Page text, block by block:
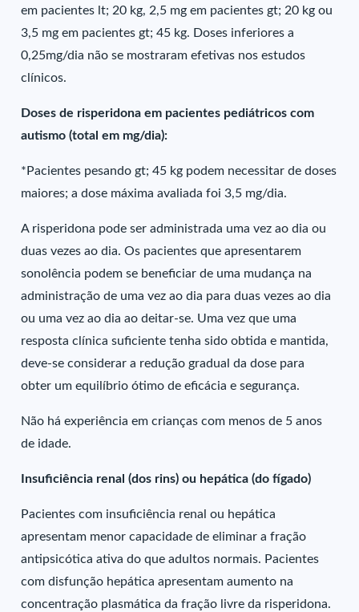
em pacientes lt; 20 kg, 2,5 mg em pacientes gt; 20 kg ou
3,5 mg em pacientes gt; 45 kg. Doses inferiores a
0,25mg/dia não se mostraram efetivas nos estudos
clínicos.
Doses de risperidona em pacientes pediátricos com
autismo (total em mg/dia):
*Pacientes pesando gt; 45 kg podem necessitar de doses
maiores; a dose máxima avaliada foi 3,5 mg/dia.
A risperidona pode ser administrada uma vez ao dia ou
duas vezes ao dia. Os pacientes que apresentarem
sonolência podem se beneficiar de uma mudança na
administração de uma vez ao dia para duas vezes ao dia
ou uma vez ao dia ao deitar-se. Uma vez que uma
resposta clínica suficiente tenha sido obtida e mantida,
deve-se considerar a redução gradual da dose para
obter um equilíbrio ótimo de eficácia e segurança.
Não há experiência em crianças com menos de 5 anos
de idade.
Insuficiência renal (dos rins) ou hepática (do fígado)
Pacientes com insuficiência renal ou hepática
apresentam menor capacidade de eliminar a fração
antipsicótica ativa do que adultos normais. Pacientes
com disfunção hepática apresentam aumento na
concentração plasmática da fração livre da risperidona.